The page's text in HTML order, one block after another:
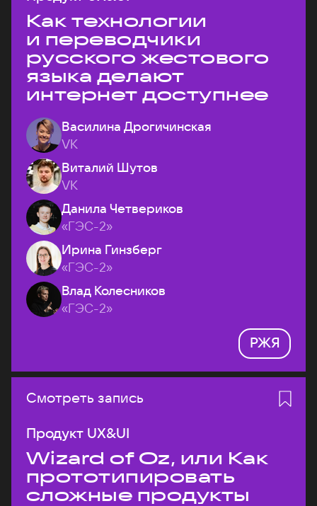
Как технологии
и переводчики
русского жестового
языка делают
интернет доступнее
Василина Дрогичинская
VK
Виталий Шутов
VK
Данила Четвериков
«ГЭС-2»
Ирина Гинзберг
«ГЭС-2»
Влад Колесников
«ГЭС-2»
РЖЯ
Смотреть запись
Продукт UX&UI
Wizard of Oz, или Как
прототипировать
сложные продукты